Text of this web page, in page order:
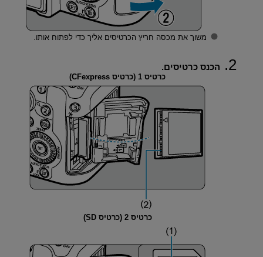
משוך את מכסה חריץ הכרטיסים אליך כדי לפתוח אותו.
הכנס כרטיסים.
כרטיס 1 (כרטיס CFexpress)
כרטיס 2 (כרטיס SD)